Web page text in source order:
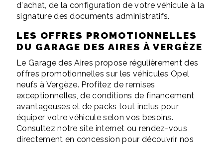
d'achat, de la configuration de votre véhicule à la
signature des documents administratifs.
LES OFFRES PROMOTIONNELLES
DU GARAGE DES AIRES À VERGÈZE
Le Garage des Aires propose régulièrement des
offres promotionnelles sur les véhicules Opel
neufs à Vergèze. Profitez de remises
exceptionnelles, de conditions de financement
avantageuses et de packs tout inclus pour
équiper votre véhicule selon vos besoins.
Consultez notre site internet ou rendez-vous
directement en concession pour découvrir nos